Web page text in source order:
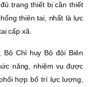
trang thiết bị cần thiết
thiên tai, nhất là lực
cấp xã.
Chỉ huy Bộ đội Biên
năng, nhiệm vụ được
hợp bố trí lực lượng,